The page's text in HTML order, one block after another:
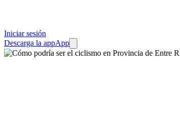
Iniciar sesión
Descarga la appApp